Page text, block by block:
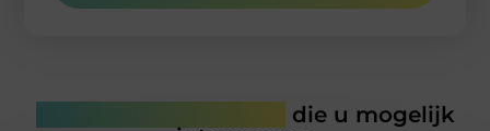
die u mogelijk